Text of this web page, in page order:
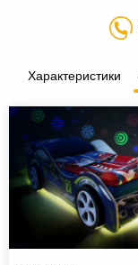
Характеристики